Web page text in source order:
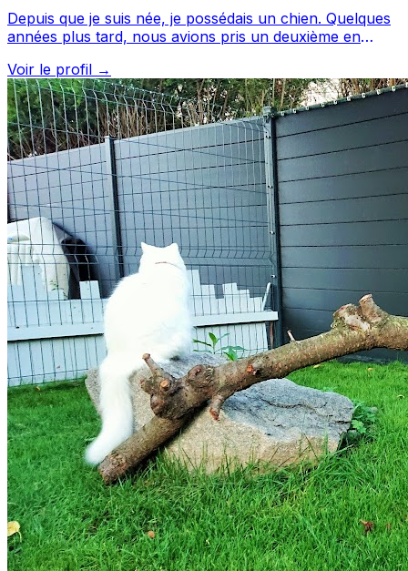
Depuis que je suis née, je possédais un chien. Quelques
années plus tard, nous avions pris un deuxième en
où nous avions cherché la deuxième chienne à la SPA,
c'est un jour que je m'en souviendrais toute ma vie. Ce
que je veux dire c'est que "J'ADORE" les chiens, ils
donnent tout l'amour qu'ils ont et ne demande rien
d'autre en échange que de l'amour et qu'on prenne soit
d'eux en retour. Ils sont toujours là, quand ils nous
voient triste. Conclusion: Je prendrai soin de votre chien
en votre absence et je chérirai tous les instants passés
avec eux. Je demande 5€ par sortie et 10€ pour 24h.
Voir le profil →